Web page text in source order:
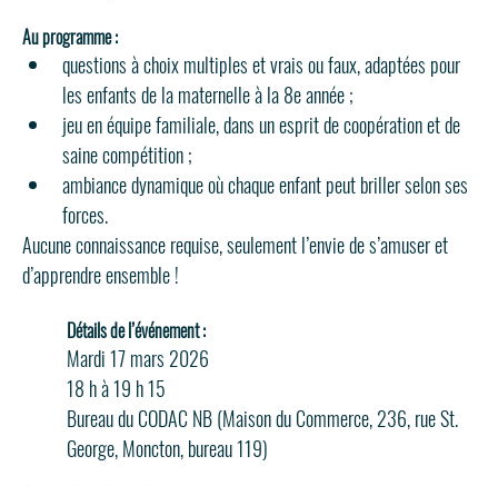
Au programme :
questions à choix multiples et vrais ou faux, adaptées pour
les enfants de la maternelle à la 8e année ;
jeu en équipe familiale, dans un esprit de coopération et de
saine compétition ;
ambiance dynamique où chaque enfant peut briller selon ses
forces.
Aucune connaissance requise, seulement l’envie de s’amuser et
d’apprendre ensemble !
Détails de l’événement :
Mardi 17 mars 2026
18 h à 19 h 15
Bureau du CODAC NB (Maison du Commerce, 236, rue St.
George, Moncton, bureau 119)